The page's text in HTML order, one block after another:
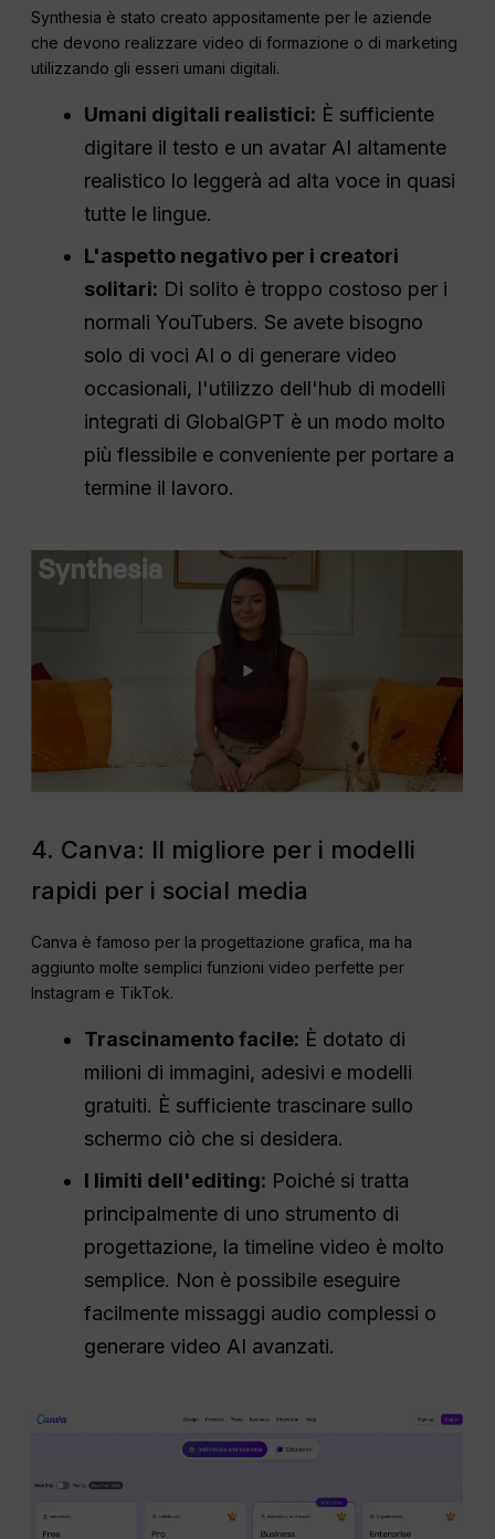
Synthesia è stato creato appositamente per le aziende
che devono realizzare video di formazione o di marketing
utilizzando gli esseri umani digitali.
Umani digitali realistici: È sufficiente
digitare il testo e un avatar AI altamente
realistico lo leggerà ad alta voce in quasi
tutte le lingue.
L'aspetto negativo per i creatori
solitari: Di solito è troppo costoso per i
normali YouTubers. Se avete bisogno
solo di voci AI o di generare video
occasionali, l'utilizzo dell'hub di modelli
integrati di GlobalGPT è un modo molto
più flessibile e conveniente per portare a
termine il lavoro.
4. Canva: Il migliore per i modelli
rapidi per i social media
Canva è famoso per la progettazione grafica, ma ha
aggiunto molte semplici funzioni video perfette per
Instagram e TikTok.
Trascinamento facile: È dotato di
milioni di immagini, adesivi e modelli
gratuiti. È sufficiente trascinare sullo
schermo ciò che si desidera.
I limiti dell'editing: Poiché si tratta
principalmente di uno strumento di
progettazione, la timeline video è molto
semplice. Non è possibile eseguire
facilmente missaggi audio complessi o
generare video AI avanzati.